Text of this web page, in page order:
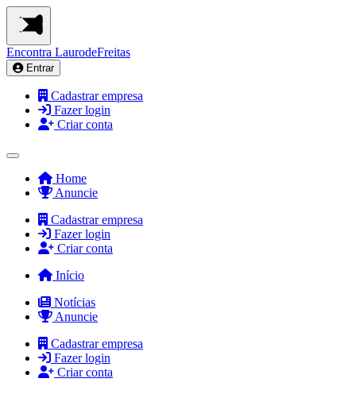
Encontra LaurodeFreitas
Entrar
Cadastrar empresa
Fazer login
Criar conta
Home
Anuncie
Cadastrar empresa
Fazer login
Criar conta
Início
Notícias
Anuncie
Cadastrar empresa
Fazer login
Criar conta